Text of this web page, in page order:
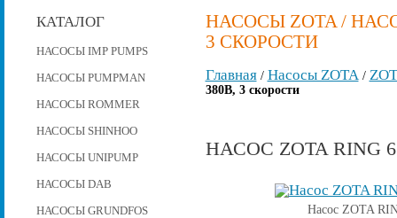
КАТАЛОГ
НАСОСЫ IMP PUMPS
НАСОСЫ PUMPMAN
НАСОСЫ ROMMER
НАСОСЫ SHINHOO
НАСОСЫ UNIPUMP
НАСОСЫ DAB
НАСОСЫ GRUNDFOS
НАСОСЫ ZOTA /
3 СКОРОСТИ
Главная/ Насосы ZOTA /
380В, 3 скорости
НАСОС ZOTA RING
Насос ZOTA